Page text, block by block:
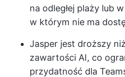
na odległej plaży lub
w którym nie ma
Jasper jest droższy
zawartości AI, co
przydatność dla